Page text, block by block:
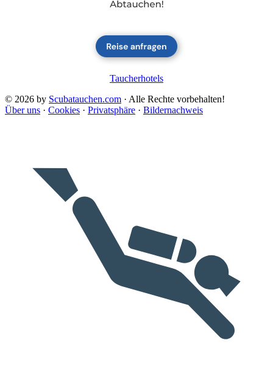
Taucherhotels
© 2026 by Scubatauchen.com · Alle Rechte vorbehalten!
Über uns · Cookies · Privatsphäre · Bildernachweis